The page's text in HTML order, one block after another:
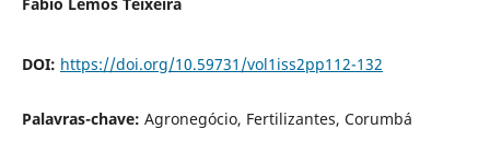
DOI: https://doi.org/10.59731/vol1iss2pp112-132
Palavras-chave: Agronegócio, Fertilizantes, Corumbá